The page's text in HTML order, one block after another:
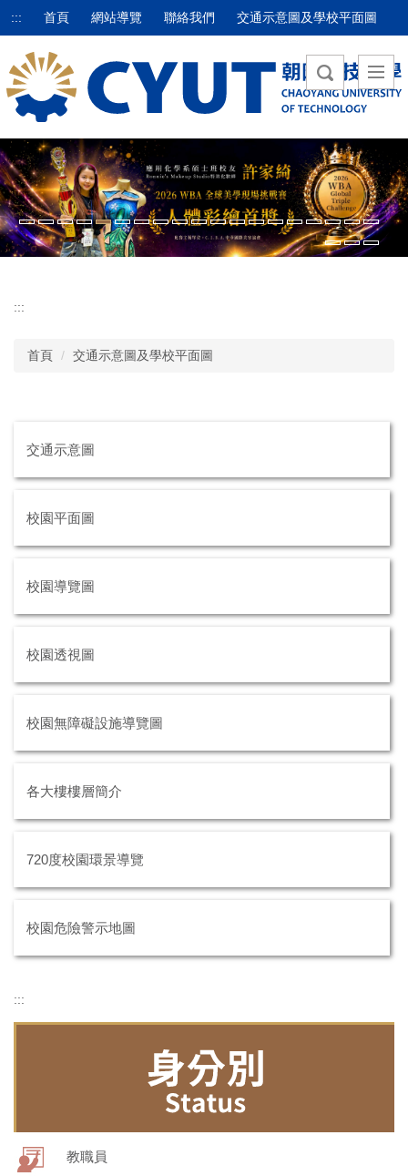
跳
要
內
容
::: 首頁 網站導覽 聯絡我們 交通示意圖及學校平面圖
:::
首頁 交通示意圖及學校平面圖
交通示意圖
校園平面圖
校園導覽圖
校園透視圖
校園無障礙設施導覽圖
各大樓樓層簡介
720度校園環景導覽
校園危險警示地圖
:::
教職員